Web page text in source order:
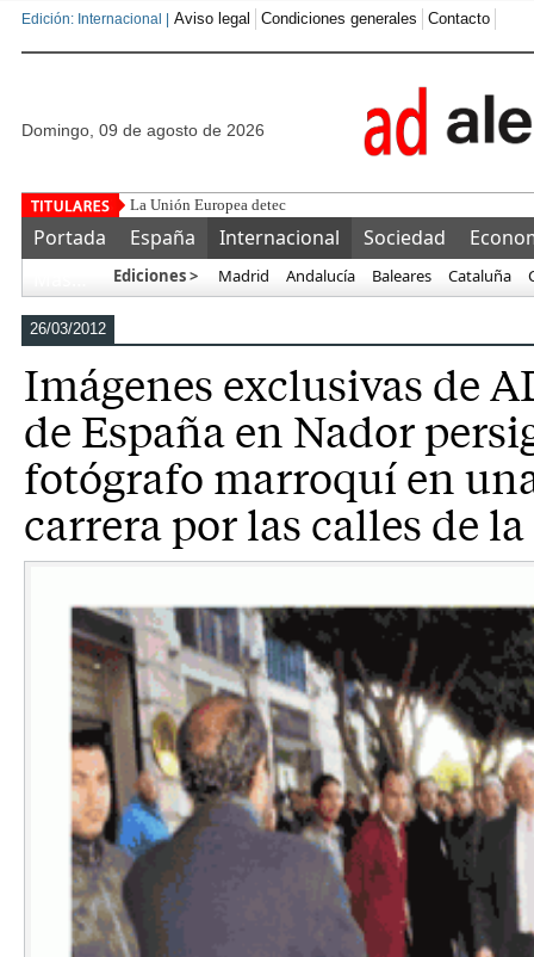
Edición: Internacional | Aviso legal Condiciones generales Contacto
domingo, 09 de agosto de 2026
La Unión Europea detecta aceitunas marroquíes con niveles
Portada España Internacional Sociedad
Ediciones > Madrid Andalucía Baleares Cataluña
26/03/2012
Imágenes exclusivas de
de España en Nador
fotógrafo marroquí en
carrera por las calles de